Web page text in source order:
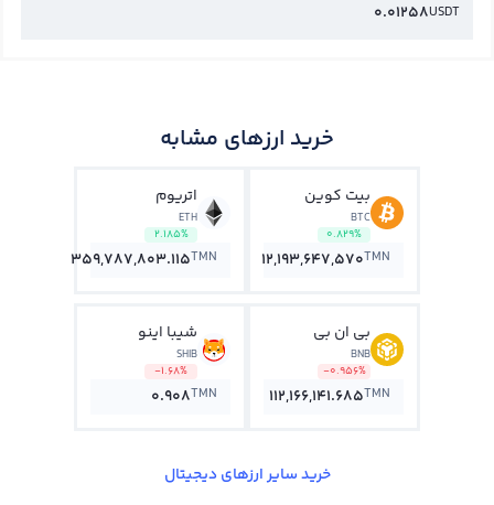
USDT
0.01258
خرید ارزهای مشابه
بیت کوین
BTC
0.829%
12,193,647,570TMN
اتریوم
ETH
2.185%
359,787,803.115TMN
بی ان بی
BNB
-0.956%
112,166,141.685TMN
شیبا اینو
SHIB
-1.68%
0.908TMN
خرید سایر ارزهای دیجیتال